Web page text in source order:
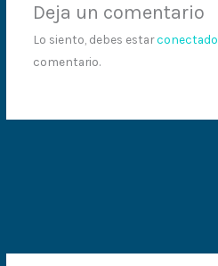
Deja un comentario
Lo siento, debes estarconectado
comentario.